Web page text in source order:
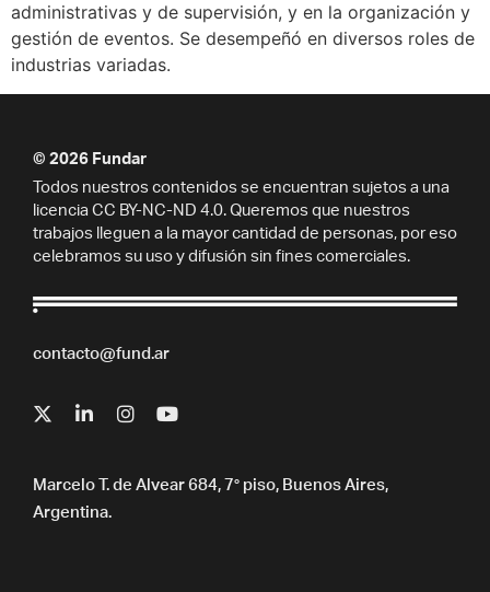
administrativas y de supervisión, y en la organización y
gestión de eventos. Se desempeñó en diversos roles de
industrias variadas.
contacto@fund.ar
Marcelo T. de Alvear 684, 7° piso, Buenos Aires,
Argentina.
© 2026 Fundar
Todos nuestros contenidos se encuentran sujetos a una
licencia CC BY-NC-ND 4.0. Queremos que nuestros
trabajos lleguen a la mayor cantidad de personas, por eso
celebramos su uso y difusión sin fines comerciales.